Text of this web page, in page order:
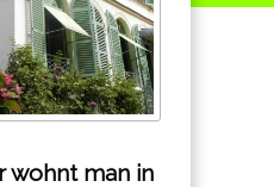
wohnt man in